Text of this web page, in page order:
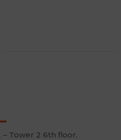
– Tower 2 6th floor,